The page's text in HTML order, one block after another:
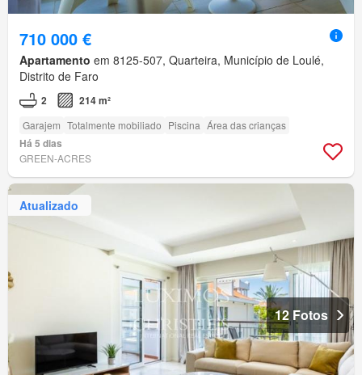
710 000 €
Apartamento em 8125-507, Quarteira, Município de Loulé,
Distrito de Faro
2 214 m²
Garajem Totalmente mobiliado Piscina Área das crianças
Há 5 dias
GREEN-ACRES
Atualizado
12 Fotos